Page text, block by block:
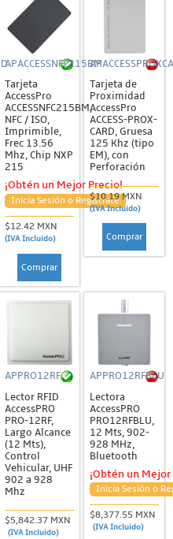
APACCESSNFC215BM
Tarjeta
AccessPro
ACCESSNFC215BM,
NFC / ISO,
Imprimible,
Frec 13.56
Mhz, Chip NXP
215
¡Obtén un Mejor Precio!
Inicia Sesión o Regístrate
$12.42 MXN
(IVA Incluido)
Comprar
Tarjeta de
Proximidad
AccessPro
ACCESS-PROX-
CARD, Gruesa
125 Khz (tipo
EM), con
Perforación
$10.19 MXN
(IVA Incluido)
Comprar
APPRO12RF
Lector RFID
AccessPRO
PRO-12RF,
Largo Alcance
(12 Mts),
Control
Vehicular, UHF
902 a 928
Mhz
$5,842.37 MXN
(IVA Incluido)
APPRO12RFBLU
Lectora
AccessPRO
PRO12RFBLU,
12 Mts, 902-
928 MHz,
Bluetooth
¡Obtén un
Inicia Sesión o
$8,377.55 MXN
(IVA Incluido)